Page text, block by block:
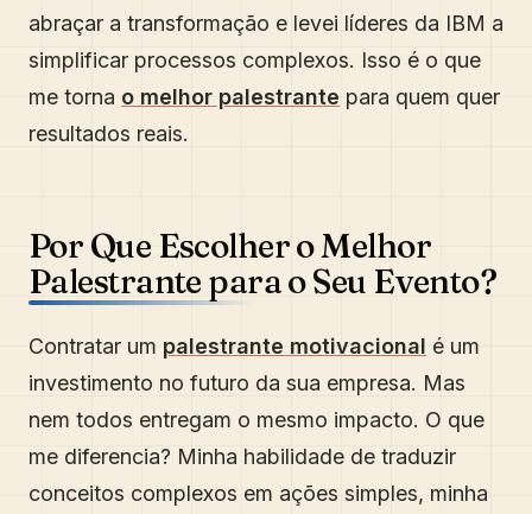
abraçar a transformação e levei líderes da IBM a
simplificar processos complexos. Isso é o que
me torna o melhor palestrante para quem quer
resultados reais.
Por Que Escolher o Melhor
Palestrante para o Seu Evento?
Contratar um palestrante motivacional é um
investimento no futuro da sua empresa. Mas
nem todos entregam o mesmo impacto. O que
me diferencia? Minha habilidade de traduzir
conceitos complexos em ações simples, minha